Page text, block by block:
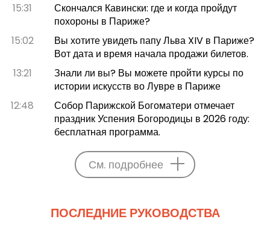
15:31
Скончался Кавински: где и когда пройдут
похороны в Париже?
15:02
Вы хотите увидеть папу Льва XIV в Париже?
Вот дата и время начала продажи билетов.
13:21
Знали ли вы? Вы можете пройти курсы по
истории искусств во Лувре в Париже
12:48
Собор Парижской Богоматери отмечает
праздник Успения Богородицы в 2026 году:
бесплатная программа.
См. подробнее
ПОСЛЕДНИЕ РУКОВОДСТВА